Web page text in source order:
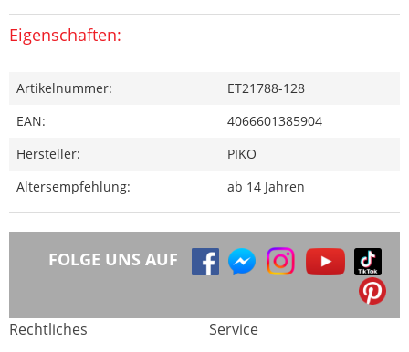
Eigenschaften:
Artikelnummer:
ET21788-128
EAN:
4066601385904
Hersteller:
PIKO
Altersempfehlung:
ab 14 Jahren
FOLGE UNS AUF
Rechtliches Service